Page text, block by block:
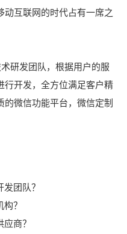
动互联网的时代占有一席之
研发团队，根据用户的服
行开发，全方位满足客户精
微信功能平台，微信定制
团队？
？
商？